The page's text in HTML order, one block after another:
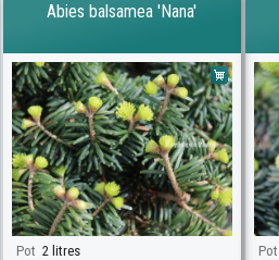
Abies balsamea 'Nana'
Pot 2 litres
Pot